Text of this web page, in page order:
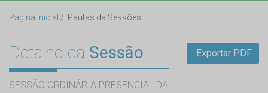
Página Inicial Pautas da Sessões
Detalhe da Sessão
SESSÃO ORDINÁRIA PRESENCIAL DA
Exportar PDF